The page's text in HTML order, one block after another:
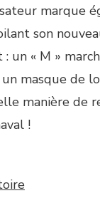
marque
son
: un « M »
masque de
manière de
!